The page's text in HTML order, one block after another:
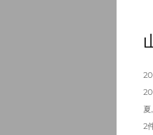
投
カ
テ
リ
タ
グ
夏,
山
2